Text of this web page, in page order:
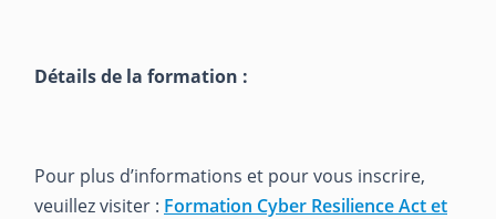
Détails de la formation :
Pour plus d’informations et pour vous inscrire,
veuillez visiter : Formation Cyber Resilience Act et